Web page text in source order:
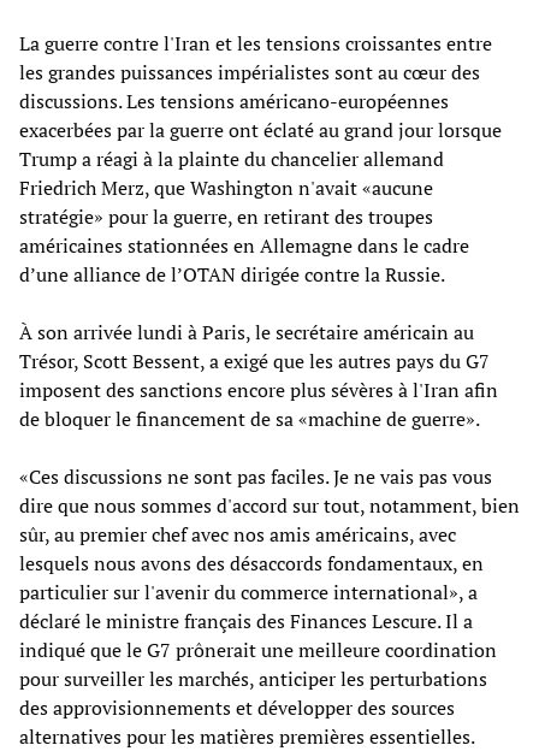
La guerre contre l'Iran et les tensions croissantes entre
les grandes puissances impérialistes sont au cœur des
discussions. Les tensions américano-européennes
exacerbées par la guerre ont éclaté au grand jour lorsque
Trump a réagi à la plainte du chancelier allemand
Friedrich Merz, que Washington n'avait «aucune
stratégie» pour la guerre, en retirant des troupes
américaines stationnées en Allemagne dans le cadre
d’une alliance de l’OTAN dirigée contre la Russie.
À son arrivée lundi à Paris, le secrétaire américain au
Trésor, Scott Bessent, a exigé que les autres pays du G7
imposent des sanctions encore plus sévères à l'Iran afin
de bloquer le financement de sa «machine de guerre».
«Ces discussions ne sont pas faciles. Je ne vais pas vous
dire que nous sommes d'accord sur tout, notamment, bien
sûr, au premier chef avec nos amis américains, avec
lesquels nous avons des désaccords fondamentaux, en
particulier sur l'avenir du commerce international», a
déclaré le ministre français des Finances Lescure. Il a
indiqué que le G7 prônerait une meilleure coordination
pour surveiller les marchés, anticiper les perturbations
des approvisionnements et développer des sources
alternatives pour les matières premières essentielles.